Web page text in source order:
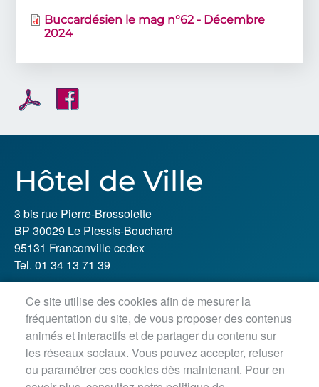
Buccardésien le mag n°62 - Décembre
2024
Hôtel de Ville
3 bis rue Pierre-Brossolette
BP 30029 Le Plessis-Bouchard
95131 Franconville cedex
Tel. 01 34 13 71 39
Horaires d'ouverture :
Lundi, jeudi, vendredi : 8h30-12h / 13h30-18h
Mardi : 8h30-12h / 13h30-18h45
Mercredi matin : 8h30-12h45
Ce site utilise des cookies afin de mesurer la
fréquentation du site, de vous proposer des contenus
animés et interactifs et de partager du contenu sur
les réseaux sociaux. Vous pouvez accepter, refuser
ou paramétrer ces cookies dès maintenant. Pour en